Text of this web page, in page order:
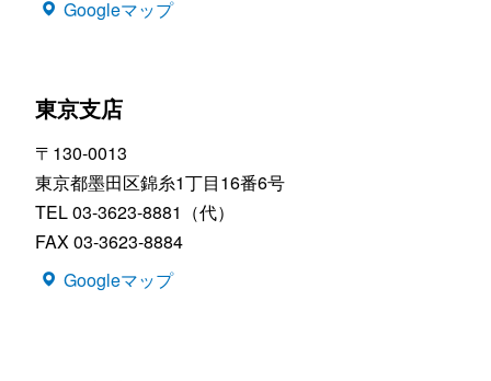
Googleマップ
東京支店
〒130-0013
東京都墨田区錦糸1丁目16番6号
TEL 03-3623-8881（代）
FAX 03-3623-8884
Googleマップ